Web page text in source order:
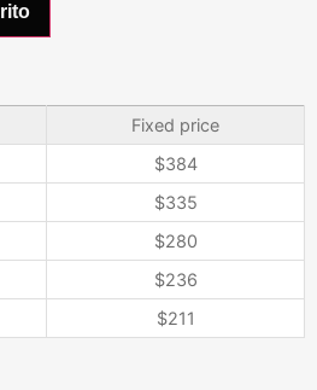
Fixed price
$384
$335
$280
$236
$211